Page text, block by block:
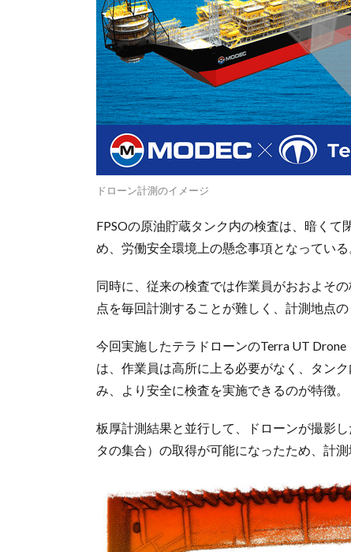
ドローン計測のイメージ
FPSOの原油貯蔵タンク内の検査は、暗く
め、労働安全環境上の懸念事項となっている
同時に、従来の検査では作業員がおおよそ
点を毎回計測することが難しく、計測地点
今回実施したテラドローンのTerra UT
は、作業員は高所に上る必要がなく、タン
み、より安全に検査を実施できるのが特徴。
板厚計測結果と並行して、ドローンが撮影
タの集合）の取得が可能になったため、計